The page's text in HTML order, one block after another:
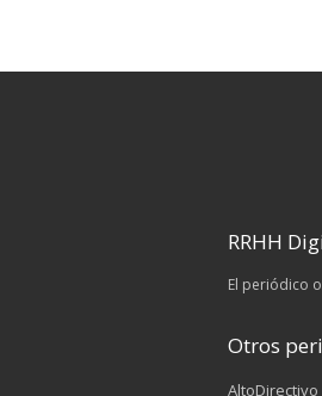
RRHH
El periódico
Otros
AltoDirectivo